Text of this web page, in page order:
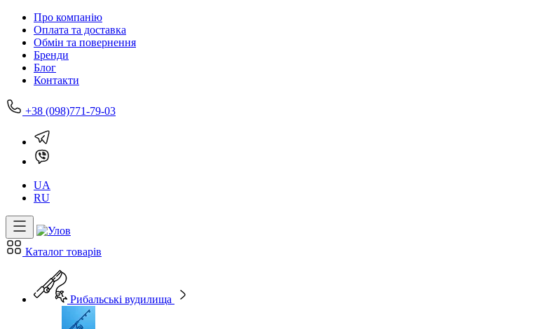
Про компанію
Оплата та доставка
Обмін та повернення
Бренди
Блог
Контакти
+38 (098)771-79-03
UA
RU
Каталог товарів
Рибальські вудилища